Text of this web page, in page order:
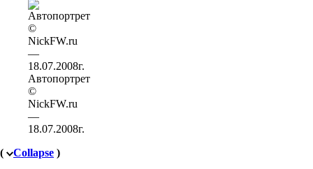
Автопортрет
©
NickFW.ru
—
18.07.2008г.
(
Collapse )